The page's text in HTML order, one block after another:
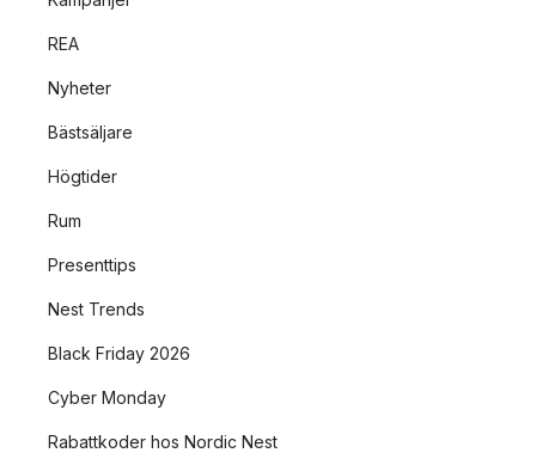
REA
Nyheter
Bästsäljare
Högtider
Rum
Presenttips
Nest Trends
Black Friday 2026
Cyber Monday
Rabattkoder hos Nordic Nest